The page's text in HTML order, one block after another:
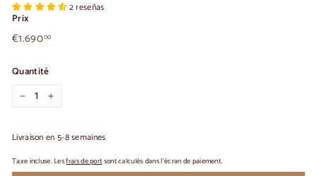
2 reseñas
Prix
Prix
habituel
€1.69000€1.690,00
Quantité
+
Livraison en 5-8 semaines
Taxe incluse. Lesfrais de portsont calculés dans l'écran de paiement.